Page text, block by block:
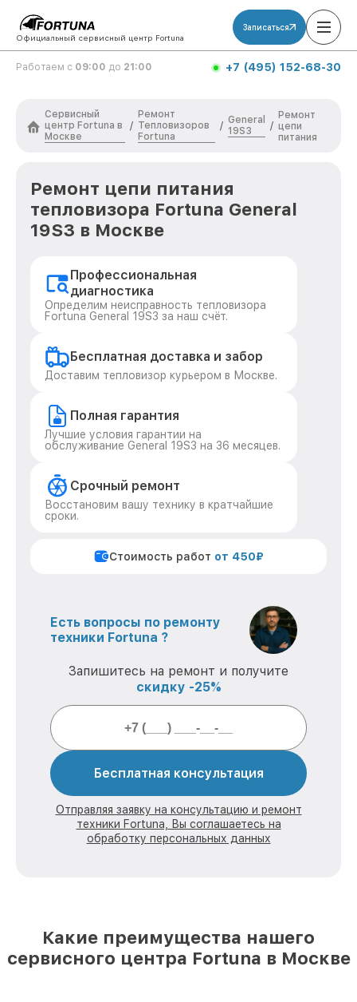
Официальный сервисный центр Fortuna
Записаться
Работаем с 09:00 до 21:00 +7 (495) 152-68-30
Сервисный
центр Fortuna в
Москве
/
Ремонт
Тепловизоров
Fortuna
/
General
19S3
/
Ремонт
цепи
питания
Ремонт цепи питания
тепловизора Fortuna General
19S3 в Москве
Профессиональная
диагностика
Определим неисправность тепловизора
Fortuna General 19S3 за наш счёт.
Бесплатная доставка и забор
Доставим тепловизор курьером в Москве.
Полная гарантия
Лучшие условия гарантии на
обслуживание General 19S3 на 36 месяцев.
Срочный ремонт
Восстановим вашу технику в кратчайшие
сроки.
Стоимость работ от 450₽
Есть вопросы по ремонту
техники Fortuna ?
Запишитесь на ремонт и получите
скидку -25%
Бесплатная консультация
Отправляя заявку на консультацию и ремонт
техники Fortuna, Вы соглашаетесь на
обработку персональных данных
Какие преимущества нашего
сервисного центра Fortuna в Москве